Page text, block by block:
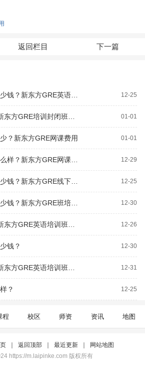
返回栏目 下一篇
12-25
01-01
？新东方GRE网课费用 01-01
12-29
12-25
12-30
12-26
钱？ 12-30
12-31
？ 12-25
程 校区 师资 资讯 地图
返回顶部 最近更新
网站地图
https://m.laipinke.com 版权所有